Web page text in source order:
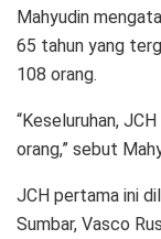
Mahyudin
65 tahun yang
108 orang.
“Keseluruhan,
orang,” sebut
JCH pertama ini
Sumbar, Vasco